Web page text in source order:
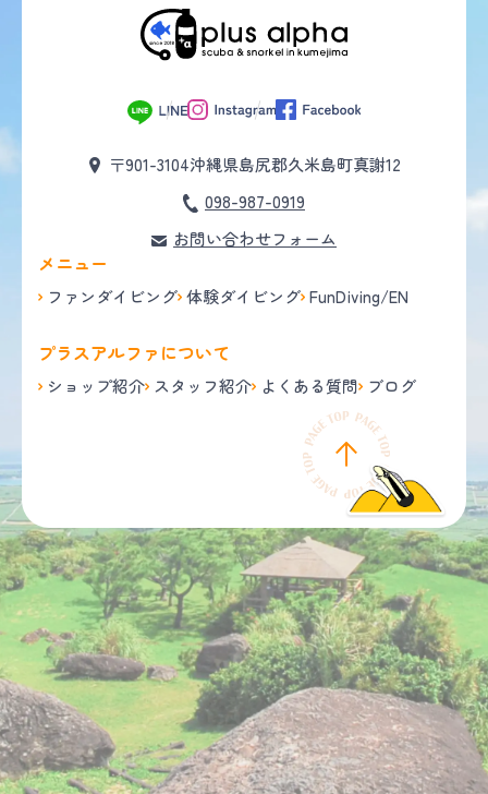
〒901-3104沖縄県島尻郡久米島町真謝12
098-987-0919
お問い合わせフォーム
メニュー
ファンダイビング 体験ダイビング FunDiving/EN
プラスアルファについて
ショップ紹介 スタッフ紹介 よくある質問 ブログ